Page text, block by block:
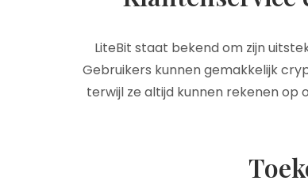
LiteBit staat bekend om zijn
Gebruikers kunnen gemakkelijk
terwijl ze altijd kunnen rekenen